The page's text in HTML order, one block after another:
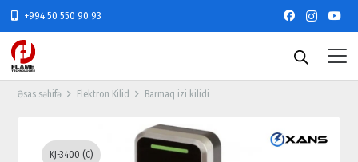
+994 50 550 90 93
Əsas səhifə Elektron Kilid Barmaq izi kilidi
KJ-3400 (C)